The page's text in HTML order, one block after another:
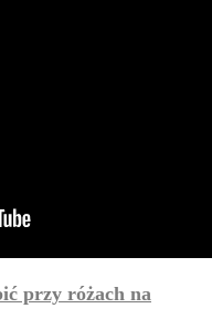
przy różach na